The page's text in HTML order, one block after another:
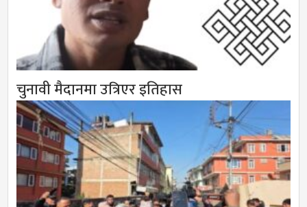
चुनावी मैदानमा उत्रिएर इतिहास